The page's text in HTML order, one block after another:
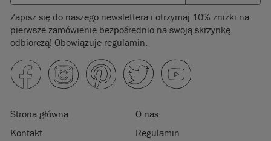
Zapisz się do naszego newslettera i otrzymaj 10% zniżki na
pierwsze zamówienie bezpośrednio na swoją skrzynkę
odbiorczą! Obowiązuje regulamin.
Strona główna
O nas
Kontakt
Regulamin